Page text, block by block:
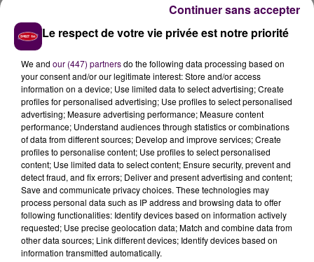
Le respect de votre vie privée est notre priorité
We and our (447) partnersdo the following data processing based on
your consent and/or our legitimate interest: Store and/or access
information on a device; Use limited data to select advertising; Create
profiles for personalised advertising; Use profiles to select personalised
advertising; Measure advertising performance; Measure content
performance; Understand audiences through statistics or combinations
of data from different sources; Develop and improve services; Create
profiles to personalise content; Use profiles to select personalised
content; Use limited data to select content; Ensure security, prevent and
detect fraud, and fix errors; Deliver and present advertising and content;
Save and communicate privacy choices. These technologies may
process personal data such as IP address and browsing data to offer
following functionalities: Identify devices based on information actively
requested; Use precise geolocation data; Match and combine data from
other data sources; Link different devices; Identify devices based on
information transmitted automatically.
Continuer sans accepter